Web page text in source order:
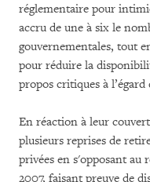
réglementaire pour
accru de une à six le
gouvernementales, tout
pour réduire la
propos critiques à
En réaction à leur
plusieurs reprises de
privées en s'opposant au
2007, faisant preuve de